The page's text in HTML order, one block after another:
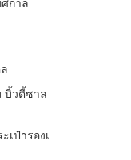
บิ้วตี้ซาล
เป๋ารองเ